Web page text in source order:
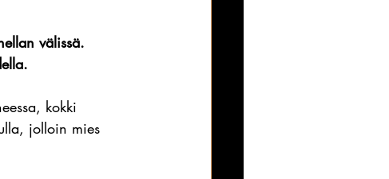
välissä.
kokki
jolloin mies